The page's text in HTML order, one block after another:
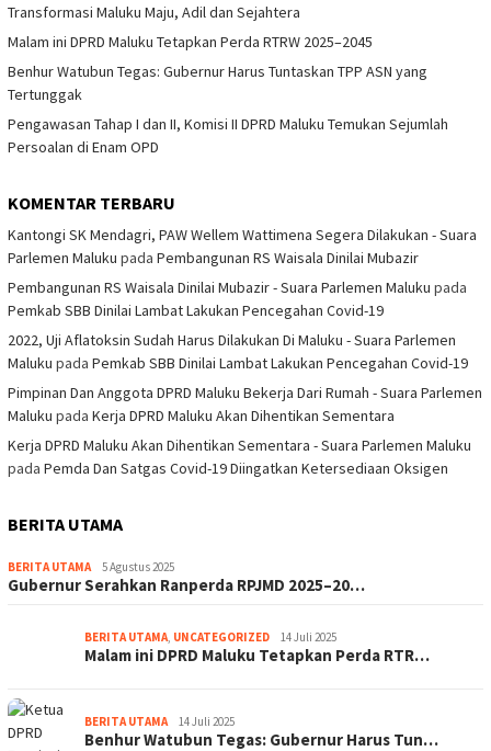
Transformasi Maluku Maju, Adil dan Sejahtera
Malam ini DPRD Maluku Tetapkan Perda RTRW 2025–2045
Benhur Watubun Tegas: Gubernur Harus Tuntaskan TPP ASN yang
Tertunggak
Pengawasan Tahap I dan II, Komisi II DPRD Maluku Temukan Sejumlah
Persoalan di Enam OPD
KOMENTAR TERBARU
Kantongi SK Mendagri, PAW Wellem Wattimena Segera Dilakukan - Suara
Parlemen Maluku pada Pembangunan RS Waisala Dinilai Mubazir
Pembangunan RS Waisala Dinilai Mubazir - Suara Parlemen Maluku pada
Pemkab SBB Dinilai Lambat Lakukan Pencegahan Covid-19
2022, Uji Aflatoksin Sudah Harus Dilakukan Di Maluku - Suara Parlemen
Maluku pada Pemkab SBB Dinilai Lambat Lakukan Pencegahan Covid-19
Pimpinan Dan Anggota DPRD Maluku Bekerja Dari Rumah - Suara Parlemen
Maluku pada Kerja DPRD Maluku Akan Dihentikan Sementara
Kerja DPRD Maluku Akan Dihentikan Sementara - Suara Parlemen Maluku
pada Pemda Dan Satgas Covid-19 Diingatkan Ketersediaan Oksigen
BERITA UTAMA
BERITA UTAMA 5 Agustus 2025
Gubernur Serahkan Ranperda RPJMD 2025–20…
BERITA UTAMA, UNCATEGORIZED 14 Juli 2025
Malam ini DPRD Maluku Tetapkan Perda RTR…
BERITA UTAMA 14 Juli 2025
Benhur Watubun Tegas: Gubernur Harus Tun…